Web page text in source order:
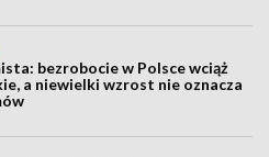
bezrobocie w Polsce wciąż
a niewielki wzrost nie oznacza